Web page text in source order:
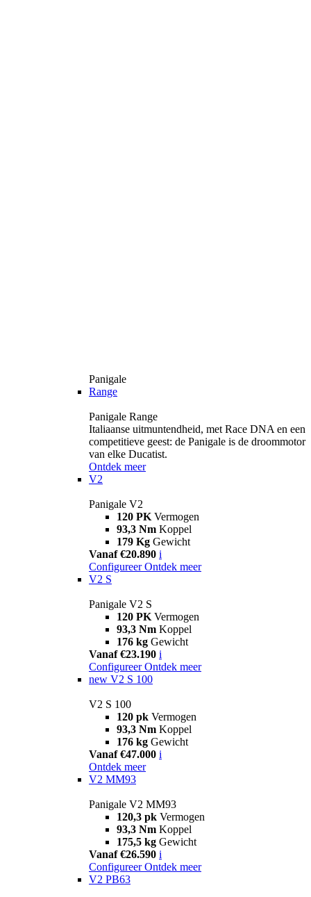
Panigale
Range
Panigale Range
Italiaanse uitmuntendheid, met Race DNA en een
competitieve geest: de Panigale is de droommotor
van elke Ducatist.
Ontdek meer
V2
Panigale V2
120 PK Vermogen
93,3 Nm Koppel
179 Kg Gewicht
Vanaf €20.890 i
Configureer Ontdek meer
V2 S
Panigale V2 S
120 PK Vermogen
93,3 Nm Koppel
176 kg Gewicht
Vanaf €23.190 i
Configureer Ontdek meer
new V2 S 100
V2 S 100
120 pk Vermogen
93,3 Nm Koppel
176 kg Gewicht
Vanaf €47.000 i
Ontdek meer
V2 MM93
Panigale V2 MM93
120,3 pk Vermogen
93,3 Nm Koppel
175,5 kg Gewicht
Vanaf €26.590 i
Configureer Ontdek meer
V2 PB63